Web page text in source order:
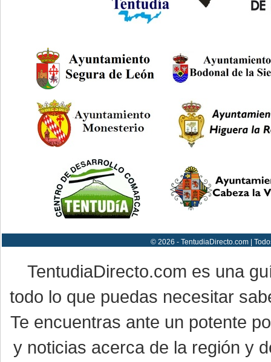
© 2026 - TentudiaDirecto.com |
TentudiaDirecto.com es una
todo lo que puedas necesitar
Te encuentras ante un potente
y noticias acerca de la región y